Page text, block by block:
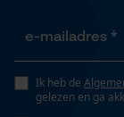
Technische
Ik heb de
gelezen en ga